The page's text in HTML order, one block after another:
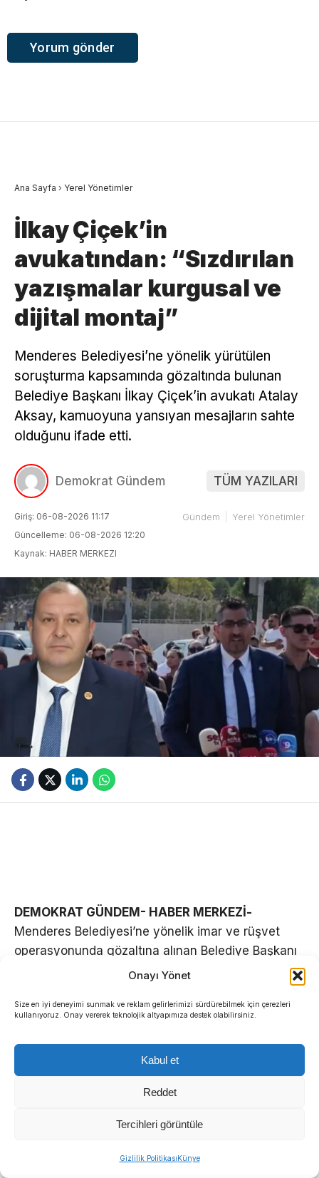
Onayı Yönet
Size en iyi deneyimi sunmak ve reklam gelirlerimizi sürdürebilmek için çerezleri
kullanıyoruz. Onay vererek teknolojik altyapımıza destek olabilirsiniz.
Kabul et
Reddet
Tercihleri görüntüle
Gizlilik PolitikasıKünye
Ana Sayfa › Yerel Yönetimler
İlkay Çiçek’in
avukatından: “Sızdırılan
yazışmalar kurgusal ve
dijital montaj”
Menderes Belediyesi’ne yönelik yürütülen
soruşturma kapsamında gözaltında bulunan
Belediye Başkanı İlkay Çiçek’in avukatı Atalay
Aksay, kamuoyuna yansıyan mesajların sahte
olduğunu ifade etti.
Demokrat Gündem TÜM YAZILARI
Giriş: 06-08-2026 11:17
Güncelleme: 06-08-2026 12:20
Kaynak: HABER MERKEZI
Gündem Yerel Yönetimler
DEMOKRAT GÜNDEM- HABER MERKEZİ-
Menderes Belediyesi’ne yönelik imar ve rüşvet
operasyonunda gözaltına alınan Belediye Başkanı
İlkay Çiçek’in avukatı Atalay Aksay, basın
yazışmalarının tamamının dijital montajla
Başkan Çiçek’in henüz ifadesi dahi alınmadan
başvurusunda bulunacaklarını açıkladı.
JANDARMA ÖNÜNDE BASIN